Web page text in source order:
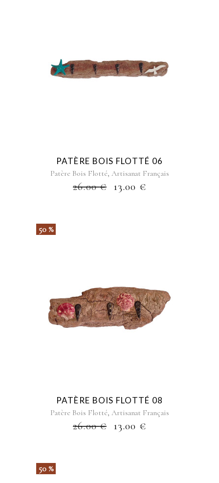
PATÈRE BOIS FLOTTÉ 06
Patère Bois Flotté, Artisanat Français
26.00€ 13.00 €
50 %
PATÈRE BOIS FLOTTÉ 08
Patère Bois Flotté, Artisanat Français
26.00€ 13.00 €
50 %